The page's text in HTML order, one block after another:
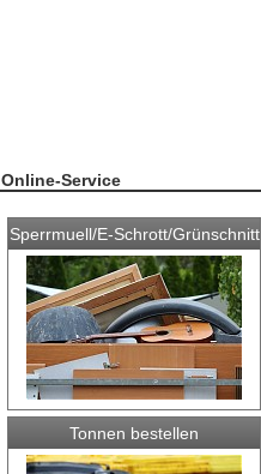
Online-Service
Sperrmuell/E-Schrott/Grünschnitt
Tonnen bestellen